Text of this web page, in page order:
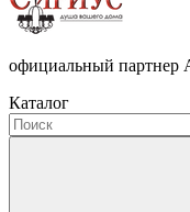
официальный партнер
Каталог